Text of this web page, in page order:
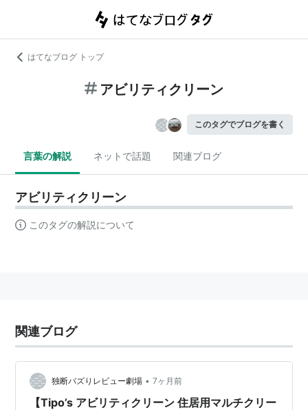
はてなブログ トップ
アビリティクリーン
このタグでブログを書く
言葉の解説 ネットで話題 関連ブログ
アビリティクリーン
このタグの解説について
関連ブログ
独断バズりレビュー劇場 • 7ヶ月前
【Tipo’s アビリティクリーン 住居用マルチクリー